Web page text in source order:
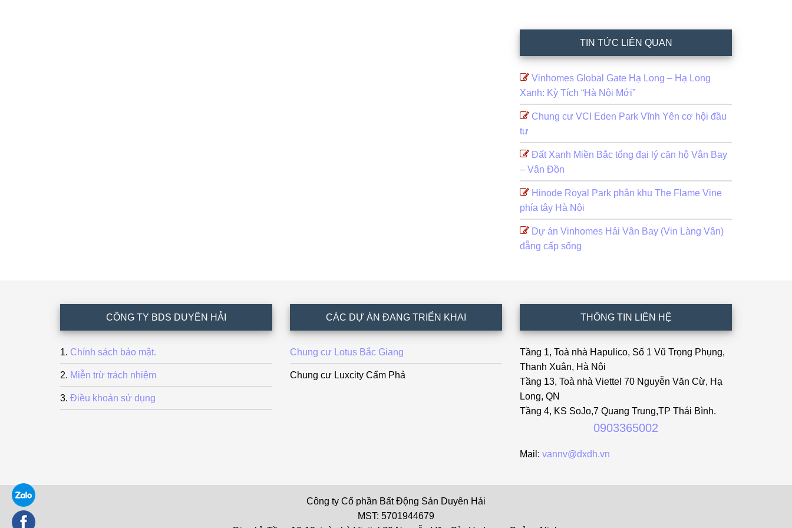
TIN TỨC LIÊN QUAN
Vinhomes Global Gate Hạ Long – Hạ Long
Xanh: Kỳ Tích “Hà Nội Mới”
Chung cư VCI Eden Park Vĩnh Yên cơ hội đầu
tư
Đất Xanh Miền Bắc tổng đại lý căn hộ Vân Bay
– Vân Đồn
Hinode Royal Park phân khu The Flame Vine
phía tây Hà Nội
Dự án Vinhomes Hải Vân Bay (Vin Làng Vân)
đẵng cấp sống
CÔNG TY BDS DUYÊN HẢI
Chính sách bảo mật.
Miễn trừ trách nhiệm
Điều khoản sử dụng
CÁC DỰ ÁN ĐANG TRIỂN KHAI
Chung cư Lotus Bắc Giang
Chung cư Luxcity Cẩm Phả
THÔNG TIN LIÊN HỆ
Tầng 1, Toà nhà Hapulico, Số 1 Vũ Trọng Phụng,
Thanh Xuân, Hà Nội
Tầng 13, Toà nhà Viettel 70 Nguyễn Văn Cừ, Hạ
Long, QN
Tầng 4, KS SoJo,7 Quang Trung,TP Thái Bình.
0903365002
Mail: vannv@dxdh.vn
Công ty Cổ phần Bất Động Sản Duyên Hải
MST: 5701944679